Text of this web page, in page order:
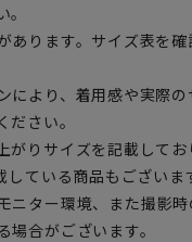
ります。サイズ表を
より、着用感や実際
さい。
りサイズを記載して
ている商品もございま
ター環境、また撮影
場合がございます。